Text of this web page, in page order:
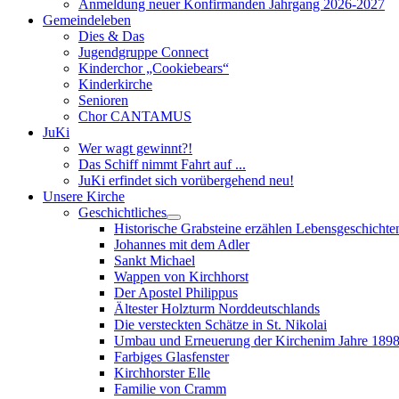
Anmeldung neuer Konfirmanden Jahrgang 2026-2027
Gemeindeleben
Dies & Das
Jugendgruppe Connect
Kinderchor „Cookiebears“
Kinderkirche
Senioren
Chor CANTAMUS
JuKi
Wer wagt gewinnt?!
Das Schiff nimmt Fahrt auf ...
JuKi erfindet sich vorübergehend neu!
Unsere Kirche
Geschichtliches
Historische Grabsteine erzählen
Johannes mit dem Adler
Sankt Michael
Wappen von Kirchhorst
Der Apostel Philippus
Ältester Holzturm Norddeutschlands
Die versteckten Schätze in St. Nikolai
Umbau und Erneuerung der Kirchenim Jahre
Farbiges Glasfenster
Kirchhorster Elle
Familie von Cramm